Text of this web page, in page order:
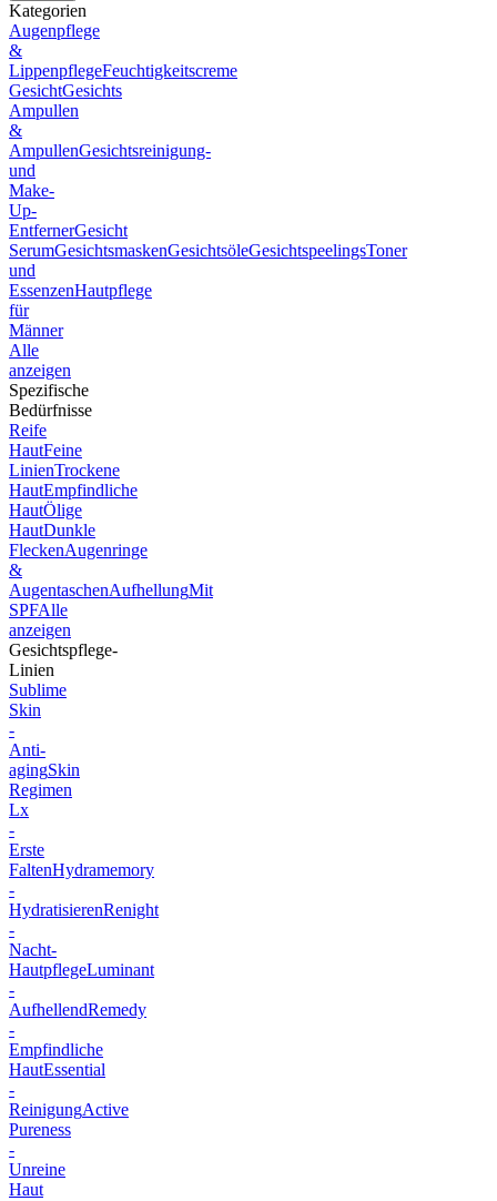
Kategorien
Augenpflege
&
LippenpflegeFeuchtigkeitscreme
GesichtGesichts
Ampullen
&
AmpullenGesichtsreinigung-
und
Make-
Up-
EntfernerGesicht
SerumGesichtsmaskenGesichtsöleGesichtspeelingsToner
und
EssenzenHautpflege
für
Männer
Alle
anzeigen
Spezifische
Bedürfnisse
Reife
HautFeine
LinienTrockene
HautEmpfindliche
HautÖlige
HautDunkle
FleckenAugenringe
&
AugentaschenAufhellungMit
SPFAlle
anzeigen
Gesichtspflege-
Linien
Sublime
Skin
-
Anti-
agingSkin
Regimen
Lx
-
Erste
FaltenHydramemory
-
HydratisierenRenight
-
Nacht-
HautpflegeLuminant
-
AufhellendRemedy
-
Empfindliche
HautEssential
-
ReinigungActive
Pureness
-
Unreine
Haut